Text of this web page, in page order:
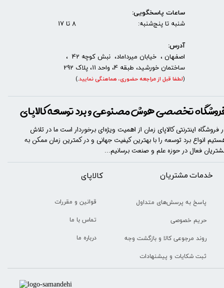
خدمات مشتریان
پاسخ به پرسش‌های متداول
حریم خصوصی
روند مرجوعی کالا و بازگشت وجه
ثبت شکایات و پیشنهادات
​​کالاپای
قوانین و مقررات
تماس با ما
درباره ما
تخصصی هوش مصنوعی و برد توسعه کالاپای
فروشگاه اینترنتی کالاپای زمان از اهمیت ویژه‌ای برخوردار است ما در تلاش
انواع برد توسعه را با​​​ بهترین کیفیت جهانی و در کمترین زمان ممکن به
فعال در حوزه علم و صنعت برسانیم...
ساعات پاسخگویی:
شنبه تا پنج‌شنبه: 8 تا 17
آدرس:
اصفهان ، خیابان میرداماد، نبش کوچه 42 ،
ساختمان خورشید، طبقه 4، واحد 11، پلاک 292
(لطفا قبل از مراجعه حضوری، هماهنگی نمایید.
)